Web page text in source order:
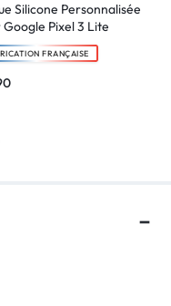
Silicone Personnalisée
Google Pixel 3 Lite
FRANÇAISE